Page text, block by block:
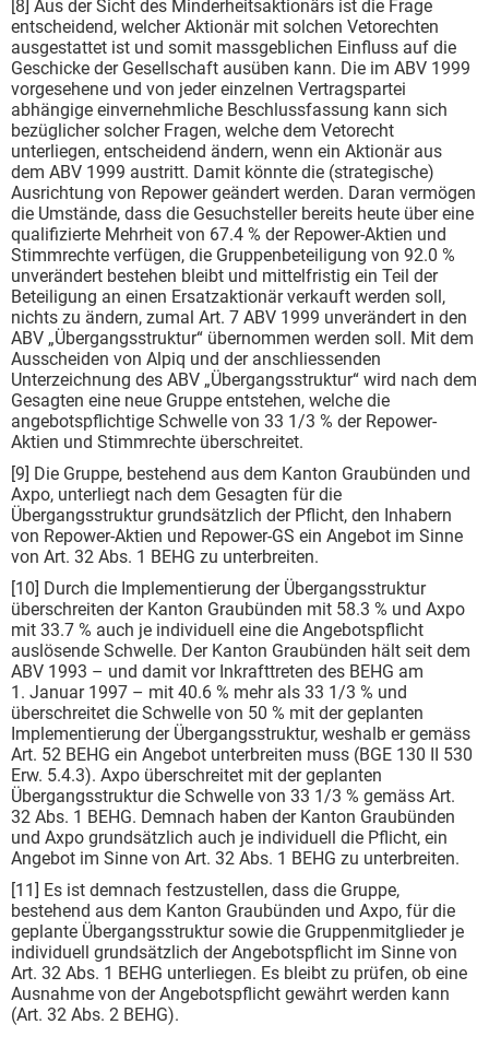
[8] Aus der Sicht des Minderheitsaktionärs ist die Frage
entscheidend, welcher Aktionär mit solchen Vetorechten
ausgestattet ist und somit massgeblichen Einfluss auf die
Geschicke der Gesellschaft ausüben kann. Die im ABV 1999
vorgesehene und von jeder einzelnen Vertragspartei
abhängige einvernehmliche Beschlussfassung kann sich
bezüglicher solcher Fragen, welche dem Vetorecht
unterliegen, entscheidend ändern, wenn ein Aktionär aus
dem ABV 1999 austritt. Damit könnte die (strategische)
Ausrichtung von Repower geändert werden. Daran vermögen
die Umstände, dass die Gesuchsteller bereits heute über eine
qualifizierte Mehrheit von 67.4 % der Repower-Aktien und
Stimmrechte verfügen, die Gruppenbeteiligung von 92.0 %
unverändert bestehen bleibt und mittelfristig ein Teil der
Beteiligung an einen Ersatzaktionär verkauft werden soll,
nichts zu ändern, zumal Art. 7 ABV 1999 unverändert in den
ABV „Übergangsstruktur“ übernommen werden soll. Mit dem
Ausscheiden von Alpiq und der anschliessenden
Unterzeichnung des ABV „Übergangsstruktur“ wird nach dem
Gesagten eine neue Gruppe entstehen, welche die
angebotspflichtige Schwelle von 33 1/3 % der Repower-
Aktien und Stimmrechte überschreitet.
[9] Die Gruppe, bestehend aus dem Kanton Graubünden und
Axpo, unterliegt nach dem Gesagten für die
Übergangsstruktur grundsätzlich der Pflicht, den Inhabern
von Repower-Aktien und Repower-GS ein Angebot im Sinne
von Art. 32 Abs. 1 BEHG zu unterbreiten.
[10] Durch die Implementierung der Übergangsstruktur
überschreiten der Kanton Graubünden mit 58.3 % und Axpo
mit 33.7 % auch je individuell eine die Angebotspflicht
auslösende Schwelle. Der Kanton Graubünden hält seit dem
ABV 1993 – und damit vor Inkrafttreten des BEHG am
1. Januar 1997 – mit 40.6 % mehr als 33 1/3 % und
überschreitet die Schwelle von 50 % mit der geplanten
Implementierung der Übergangsstruktur, weshalb er gemäss
Art. 52 BEHG ein Angebot unterbreiten muss (BGE 130 II 530
Erw. 5.4.3). Axpo überschreitet mit der geplanten
Übergangsstruktur die Schwelle von 33 1/3 % gemäss Art.
32 Abs. 1 BEHG. Demnach haben der Kanton Graubünden
und Axpo grundsätzlich auch je individuell die Pflicht, ein
Angebot im Sinne von Art. 32 Abs. 1 BEHG zu unterbreiten.
[11] Es ist demnach festzustellen, dass die Gruppe,
bestehend aus dem Kanton Graubünden und Axpo, für die
geplante Übergangsstruktur sowie die Gruppenmitglieder je
individuell grundsätzlich der Angebotspflicht im Sinne von
Art. 32 Abs. 1 BEHG unterliegen. Es bleibt zu prüfen, ob eine
Ausnahme von der Angebotspflicht gewährt werden kann
(Art. 32 Abs. 2 BEHG).